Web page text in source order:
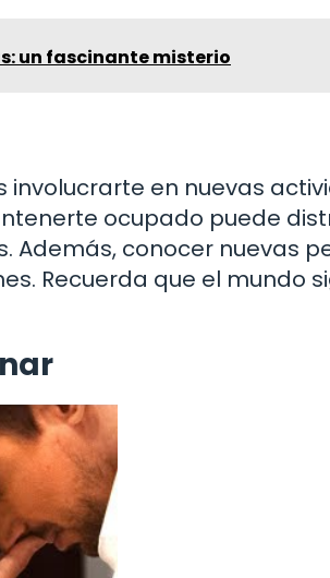
un fascinante misterio
en nuevas
ocupado puede
Además, conocer nuevas
Recuerda que el mundo